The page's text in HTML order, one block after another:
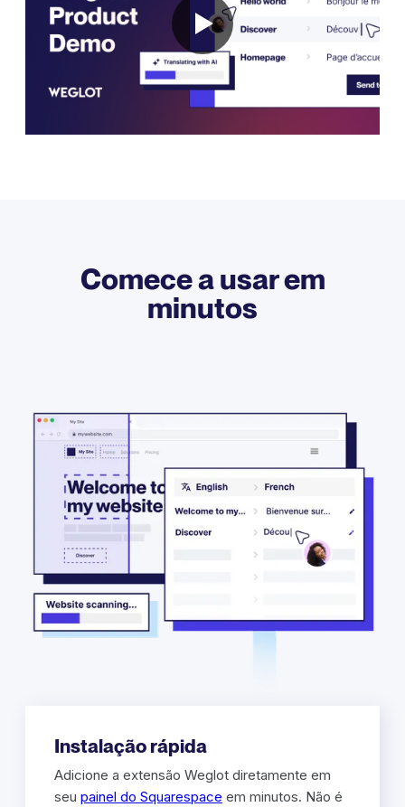
Comece a usar em
minutos
Instalação rápida
Adicione a extensão Weglot diretamente em
seu painel do Squarespace em minutos. Não é